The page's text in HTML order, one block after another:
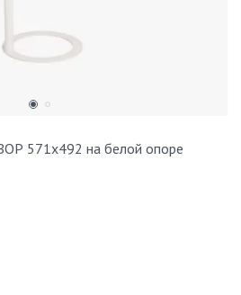
571x492 на белой опоре